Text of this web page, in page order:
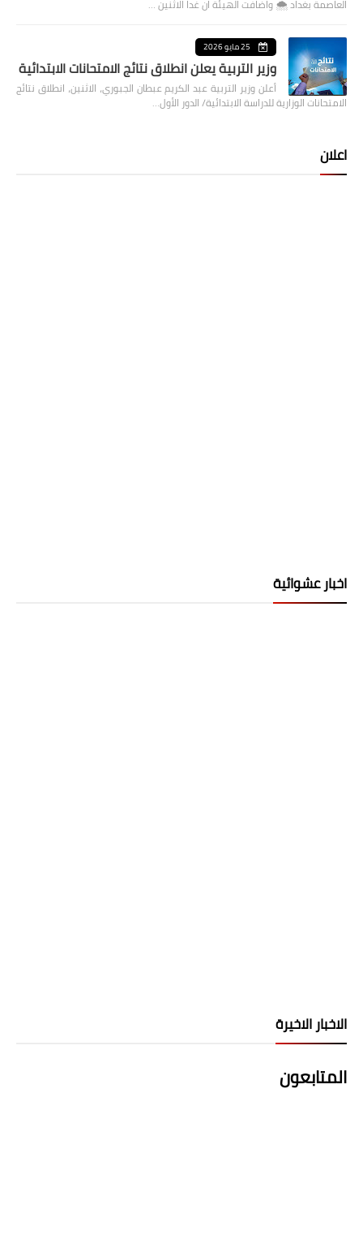
العاصمة بغداد ⁦🌨️⁩ واضافت الهيئة ان غدا الاثنين …
25 مايو 2026
وزير التربية يعلن انطلاق نتائج الامتحانات الابتدائية
أعلن وزير التربية عبد الكريم عبطان الجبوري، الاثنين، انطلاق نتائج
الامتحانات الوزارية للدراسة الابتدائية/ الدور الأول…
اعلان
اخبار عشوائية
الاخبار الاخيرة
المتابعون